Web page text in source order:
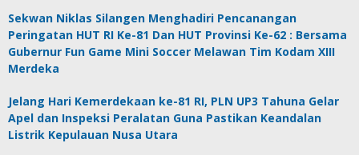
Sekwan Niklas Silangen Menghadiri Pencanangan
Peringatan HUT RI Ke-81 Dan HUT Provinsi Ke-62 : Bersama
Gubernur Fun Game Mini Soccer Melawan Tim Kodam XIII
Merdeka
Jelang Hari Kemerdekaan ke-81 RI, PLN UP3 Tahuna Gelar
Apel dan Inspeksi Peralatan Guna Pastikan Keandalan
Listrik Kepulauan Nusa Utara